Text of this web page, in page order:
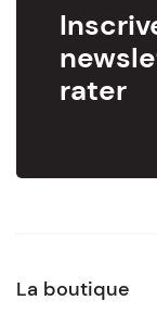
rater
La boutique